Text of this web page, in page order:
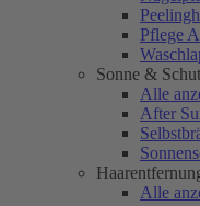
Pflege
Sonne &
Alle
After
Alle